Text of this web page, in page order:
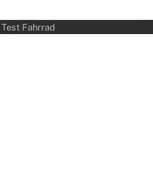
Test Fahrrad